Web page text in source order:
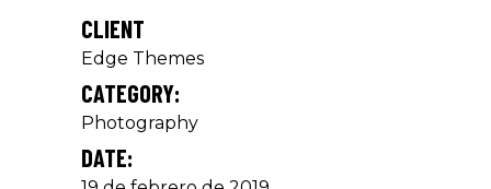
CLIENT
Edge Themes
CATEGORY:
Photography
DATE: